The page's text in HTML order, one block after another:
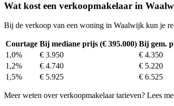
Wat kost een verkoopmakelaar in
Bij de verkoop van een woning in Waalwijk kun je
Courtage Bij mediane prijs (€ 395.000) Bij gem.
1,0%
€ 3.950
€ 4.350
1,2%
€ 4.740
€ 5.220
1,5%
€ 5.925 € 6.525
Meer weten over verkoopmakelaar tarieven? Lees